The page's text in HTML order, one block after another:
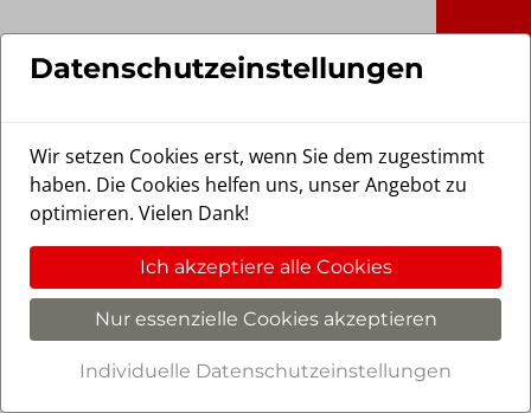
Stöckel Fensterbau GmbH in Vechtel
SoftLine 9.0 Classic
Denkmalschutzfenster Solling
Energiesparfenster mit schmalen Ansichten und
klassischen Kapitellen
Datenschutzeinstellungen
Wir setzen Cookies erst, wenn Sie dem zugestimmt
haben. Die Cookies helfen uns, unser Angebot zu
optimieren. Vielen Dank!
Ich akzeptiere alle Cookies
Nur essenzielle Cookies akzeptieren
Individuelle Datenschutzeinstellungen